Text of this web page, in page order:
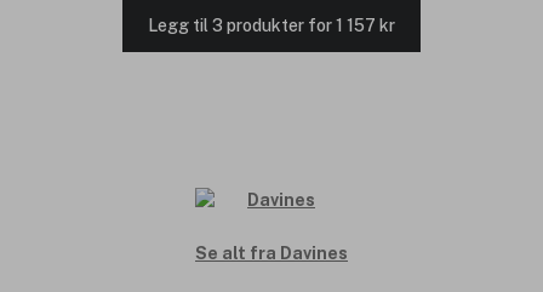
Legg til 3 produkter for 1 157 kr
Se alt fra Davines